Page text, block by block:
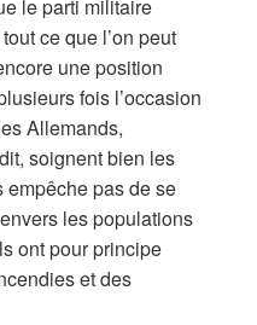
le parti militaire
ce que l’on peut
une position
fois l’occasion
Allemands,
soignent bien les
pas de se
les populations
ont pour principe
et des